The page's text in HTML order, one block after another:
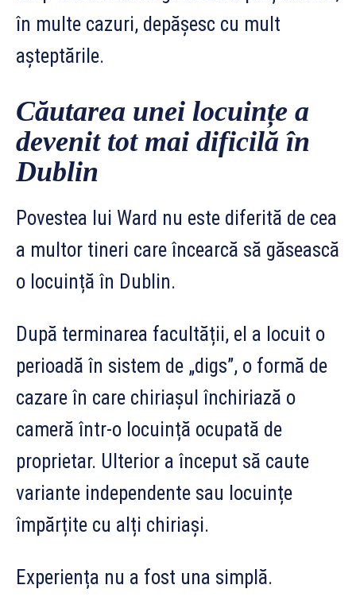
în multe cazuri, depășesc cu mult
așteptările.
Căutarea unei locuințe a
devenit tot mai dificilă în
Dublin
Povestea lui Ward nu este diferită de cea
a multor tineri care încearcă să găsească
o locuință în Dublin.
După terminarea facultății, el a locuit o
perioadă în sistem de „digs”, o formă de
cazare în care chiriașul închiriază o
cameră într-o locuință ocupată de
proprietar. Ulterior a început să caute
variante independente sau locuințe
împărțite cu alți chiriași.
Experiența nu a fost una simplă.